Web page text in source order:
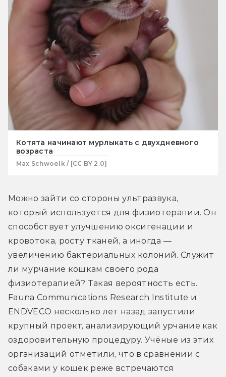
Котята начинают мурлыкать с двухдневного
возраста
Max Schwoelk / [CC BY 2.0]
Можно зайти со стороны ультразвука,
который используется для физиотерапии. Он
способствует улучшению оксигенации и
кровотока, росту тканей, а иногда —
увеличению бактериальных колоний. Служит
ли мурчание кошкам своего рода
физиотерапией? Такая вероятность есть.
Fauna Communications Research Institute и
ENDVECO несколько лет назад запустили
крупный проект, анализирующий урчание как
оздоровительную процедуру. Учёные из этих
организаций отметили, что в сравнении с
собаками у кошек реже встречаются